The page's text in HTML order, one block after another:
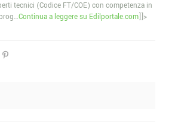
tecnici (Codice FT/COE) con competenza in
Continua a leggere su Edilportale.com]]>